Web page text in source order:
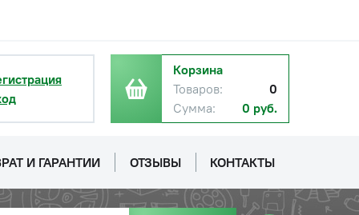
Корзина
Товаров:
0
Сумма:
0 руб.
И ГАРАНТИИ ОТЗЫВЫ КОНТАКТЫ